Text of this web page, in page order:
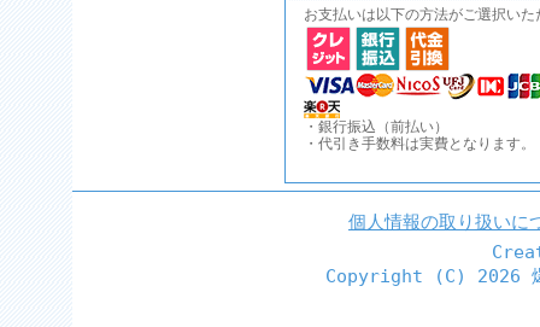
お支払いは以下の方法がご選択いた
・銀行振込（前払い）
・代引き手数料は実費となります。
個人情報の取り扱いに
Copyright (C) 2026